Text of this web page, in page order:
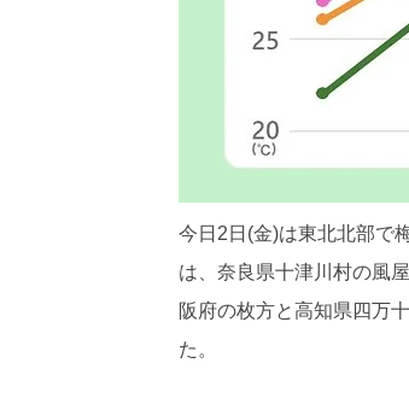
今日2日(金)は東北北部で
は、奈良県十津川村の風
阪府の枚方と高知県四万
た。